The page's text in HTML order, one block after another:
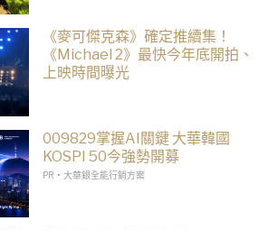
《麥可傑克森》確定推續集！
《Michael 2》最快今年底開拍、
上映時間曝光
009829掌握AI關鍵 大華韓國
KOSPI 50今強勢開募
PR・大華銀全能行銷方案